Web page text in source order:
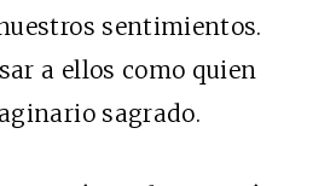
sentimientos.
a ellos como quien
sagrado.